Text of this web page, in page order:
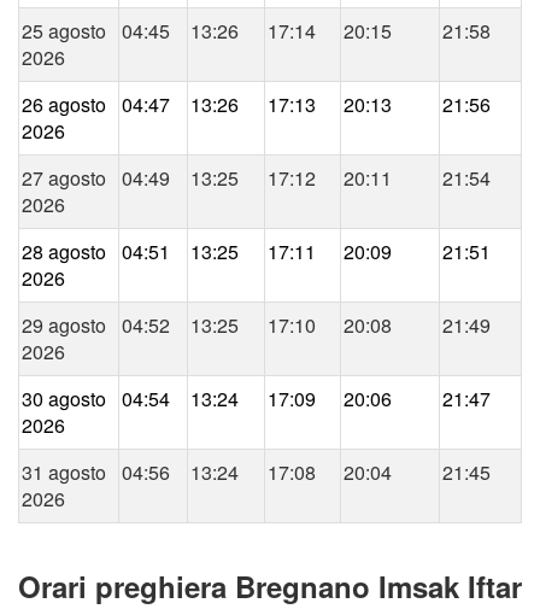
25 agosto
2026
04:45 13:26 17:14 20:15 21:58
26 agosto
2026
04:47 13:26 17:13 20:13 21:56
27 agosto
2026
04:49 13:25 17:12 20:11 21:54
28 agosto
2026
04:51 13:25 17:11 20:09 21:51
29 agosto
2026
04:52 13:25 17:10 20:08 21:49
30 agosto
2026
04:54 13:24 17:09 20:06 21:47
31 agosto
2026
04:56 13:24 17:08 20:04 21:45
Orari preghiera Bregnano Imsak Iftar